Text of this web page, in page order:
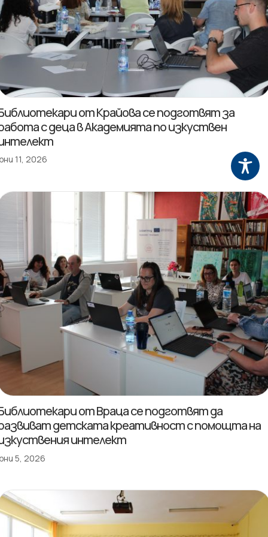
от Крайова се подготвят за
с деца в Академията по изкуствен
11, 2026
от Враца се подготвят да
детската креативност с помощта на
интелект
5, 2026